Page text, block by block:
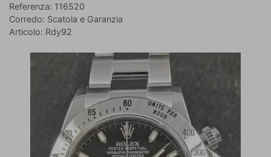
Referenza: 116520
Corredo: Scatola e Garanzia
Articolo: Rdy92